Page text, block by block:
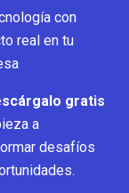
con
real en tu
gratis
a
desafíos